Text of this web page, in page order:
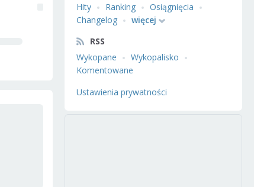
Hity
Ranking
Osiągnięcia
Changelog
więcej
RSS
Wykopane
Wykopalisko
Komentowane
Ustawienia prywatności